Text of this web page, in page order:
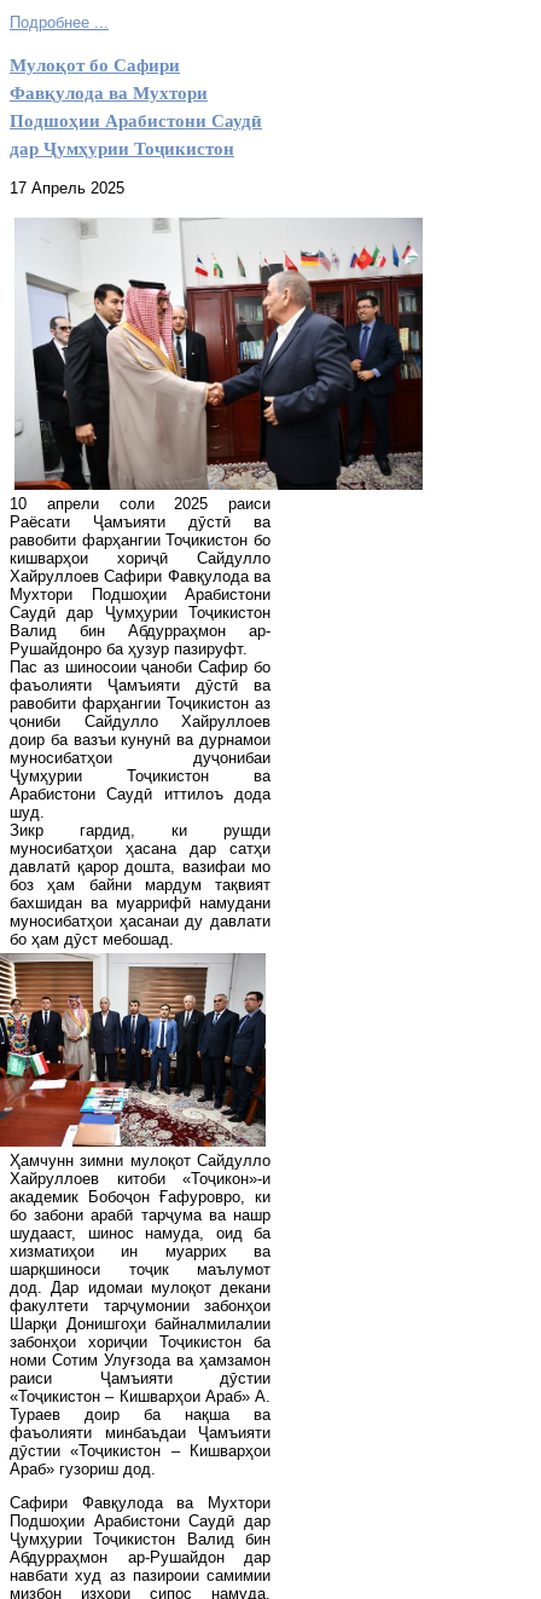
Подробнее ...
Мулоқот бо Сафири
Фавқулода ва Мухтори
Подшоҳии Арабистони Саудӣ
дар Ҷумҳурии Тоҷикистон
17 Апрель 2025
10 апрели соли 2025 раиси
Раёсати Ҷамъияти дӯстӣ ва
равобити фарҳангии Тоҷикистон бо
кишварҳои хориҷӣ Сайдулло
Хайруллоев Сафири Фавқулода ва
Мухтори Подшоҳии Арабистони
Саудӣ дар Ҷумҳурии Тоҷикистон
Валид бин Абдурраҳмон ар-
Рушайдонро ба ҳузур пазируфт.
Пас аз шиносоии ҷаноби Сафир бо
фаъолияти Ҷамъияти дӯстӣ ва
равобити фарҳангии Тоҷикистон аз
ҷониби Сайдулло Хайруллоев
доир ба вазъи кунунӣ ва дурнамои
муносибатҳои дуҷонибаи
Ҷумҳурии Тоҷикистон ва
Арабистони Саудӣ иттилоъ дода
шуд.
Зикр гардид, ки рушди
муносибатҳои ҳасана дар сатҳи
давлатӣ қарор дошта, вазифаи мо
боз ҳам байни мардум тақвият
бахшидан ва муаррифӣ намудани
муносибатҳои ҳасанаи ду давлати
бо ҳам дӯст мебошад.
Ҳамчунн зимни мулоқот Сайдулло
Хайруллоев китоби «Тоҷикон»-и
академик Бобоҷон Ғафуровро, ки
бо забони арабӣ тарҷума ва нашр
шудааст, шинос намуда, оид ба
хизматиҳои ин муаррих ва
шарқшиноси тоҷик маълумот
дод. Дар идомаи мулоқот декани
факултети тарҷумонии забонҳои
Шарқи Донишгоҳи байналмилалии
забонҳои хориҷии Тоҷикистон ба
номи Сотим Улуғзода ва ҳамзамон
раиси Ҷамъияти дӯстии
«Тоҷикистон – Кишварҳои Араб» А.
Тураев доир ба нақша ва
фаъолияти минбаъдаи Ҷамъияти
дӯстии «Тоҷикистон – Кишварҳои
Араб» гузориш дод.
Сафири Фавқулода ва Мухтори
Подшоҳии Арабистони Саудӣ дар
Ҷумҳурии Тоҷикистон Валид бин
Абдурраҳмон ар-Рушайдон дар
навбати худ аз пазироии самимии
мизбон изҳори сипос намуда,